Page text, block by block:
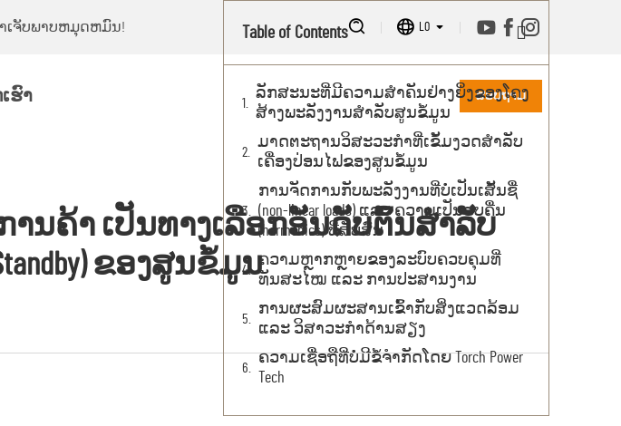
ເຈັບພາບຫມຸດຫມົນ! LO
ຮົາ ສອບຖາມ
ນຄ້າ ເປັນທາງເລືອກອັນດັບຕົ້ນສຳລັບ
ຂອງສູນຂໍ້ມູນ
Table of Contents
ລັກສະນະທີ່ມີຄວາມສຳຄັນຢ່າງຍິ່ງຂອງໂຄງ
ສ້າງພະລັງງານສຳລັບສູນຂໍ້ມູນ
ມາດຕະຖານວິສະວະກຳທີ່ເຂັ້ມງວດສຳລັບ
ເຄື່ອງປ່ອນໄຟຂອງສູນຂໍ້ມູນ
ການຈັດການກັບພະລັງງານທີ່ບໍ່ເປັນເສັ້ນຊື່
(non-linear loads) ແລະ ຄວາມເປັນຮູບຄື່ນ
(harmonics) ທີ່ສັບສົນ
ຄວາມຫຼາກຫຼາຍຂອງລະບົບຄວບຄຸມທີ່
ທັນສະໄໝ ແລະ ການປະສານງານ
ການຜະສົມຜະສານເຂົ້າກັບສິ່ງແວດລ້ອມ
ແລະ ວິສາວະກຳດ້ານສຽງ
ຄວາມເຊື່ອຖືທີ່ບໍ່ມີຂໍ້ຈຳກັດໂດຍ Torch Power
Tech